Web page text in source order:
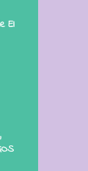
El